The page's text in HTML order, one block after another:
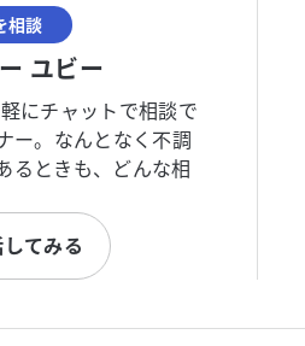
相談
ユビー
にチャットで相談で
ー。なんとなく不調
るときも、どんな相
てみる